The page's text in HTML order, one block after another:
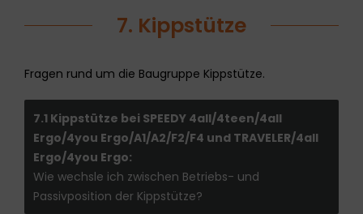
7. Kippstütze
Fragen rund um die Baugruppe Kippstütze.
7.1 Kippstütze bei SPEEDY 4all/4teen/4all
Ergo/4you Ergo/A1/A2/F2/F4 und TRAVELER/4all
Ergo/4you Ergo:
Wie wechsle ich zwischen Betriebs- und
Passivposition der Kippstütze?